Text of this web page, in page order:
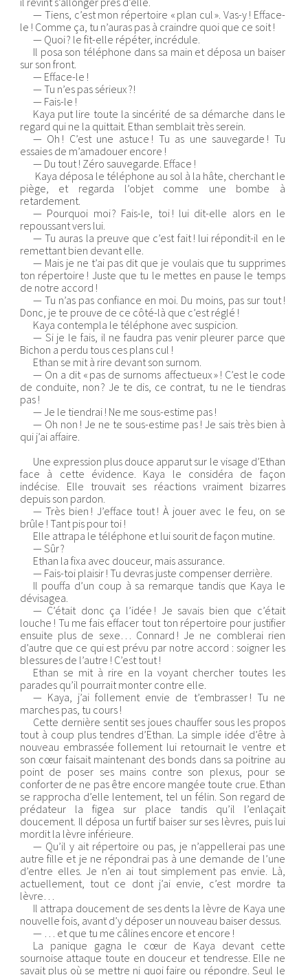
— Tiens, c’est mon répertoire « plan cul ». Vas-y ! Efface-
le ! Comme ça, tu n’auras pas à craindre quoi que ce soit !
— Quoi ? le fit-elle répéter, incrédule.
Il posa son téléphone dans sa main et déposa un baiser
sur son front.
— Efface-le !
— Tu n’es pas sérieux ?!
— Fais-le !
Kaya put lire toute la sincérité de sa démarche dans le
regard qui ne la quittait. Ethan semblait très serein.
— Oh ! C’est une astuce ! Tu as une sauvegarde ! Tu
essaies de m’amadouer encore !
— Du tout ! Zéro sauvegarde. Efface !
Kaya déposa le téléphone au sol à la hâte, cherchant le
piège, et regarda l’objet comme une bombe à
retardement.
— Pourquoi moi ? Fais-le, toi ! lui dit-elle alors en le
repoussant vers lui.
— Tu auras la preuve que c’est fait ! lui répondit-il en le
remettant bien devant elle.
— Mais je ne t’ai pas dit que je voulais que tu supprimes
ton répertoire ! Juste que tu le mettes en pause le temps
de notre accord !
— Tu n’as pas confiance en moi. Du moins, pas sur tout !
Donc, je te prouve de ce côté-là que c’est réglé !
Kaya contempla le téléphone avec suspicion.
— Si je le fais, il ne faudra pas venir pleurer parce que
Bichon a perdu tous ces plans cul !
Ethan se mit à rire devant son surnom.
— On a dit « pas de surnoms affectueux » ! C’est le code
de conduite, non ? Je te dis, ce contrat, tu ne le tiendras
pas !
— Je le tiendrai ! Ne me sous-estime pas !
— Oh non ! Je ne te sous-estime pas ! Je sais très bien à
qui j’ai affaire.
Une expression plus douce apparut sur le visage d’Ethan
face à cette évidence. Kaya le considéra de façon
indécise. Elle trouvait ses réactions vraiment bizarres
depuis son pardon.
— Très bien ! J’efface tout ! À jouer avec le feu, on se
brûle ! Tant pis pour toi !
Elle attrapa le téléphone et lui sourit de façon mutine.
— Sûr ?
Ethan la fixa avec douceur, mais assurance.
— Fais-toi plaisir ! Tu devras juste compenser derrière.
Il pouffa d’un coup à sa remarque tandis que Kaya le
dévisagea.
— C’était donc ça l’idée ! Je savais bien que c’était
louche ! Tu me fais effacer tout ton répertoire pour justifier
ensuite plus de sexe… Connard ! Je ne comblerai rien
d’autre que ce qui est prévu par notre accord : soigner les
blessures de l’autre ! C’est tout !
Ethan se mit à rire en la voyant chercher toutes les
parades qu’il pourrait monter contre elle.
— Kaya, j’ai follement envie de t’embrasser ! Tu ne
marches pas, tu cours !
Cette dernière sentit ses joues chauffer sous les propos
tout à coup plus tendres d’Ethan. La simple idée d’être à
nouveau embrassée follement lui retournait le ventre et
son cœur faisait maintenant des bonds dans sa poitrine au
point de poser ses mains contre son plexus, pour se
conforter de ne pas être encore mangée toute crue. Ethan
se rapprocha d’elle lentement, tel un félin. Son regard de
prédateur la figea sur place tandis qu’il l’enlaçait
doucement. Il déposa un furtif baiser sur ses lèvres, puis lui
mordit la lèvre inférieure.
— Qu’il y ait répertoire ou pas, je n’appellerai pas une
autre fille et je ne répondrai pas à une demande de l’une
d’entre elles. Je n’en ai tout simplement pas envie. Là,
actuellement, tout ce dont j’ai envie, c’est mordre ta
lèvre…
Il attrapa doucement de ses dents la lèvre de Kaya une
nouvelle fois, avant d’y déposer un nouveau baiser dessus.
— … et que tu me câlines encore et encore !
La panique gagna le cœur de Kaya devant cette
sournoise attaque toute en douceur et tendresse. Elle ne
savait plus où se mettre ni quoi faire ou répondre. Seul le